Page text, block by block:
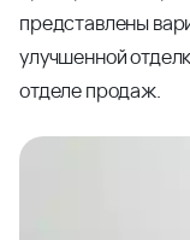
представлены
улучшенной
отделе продаж.